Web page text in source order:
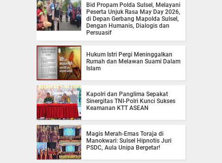
Bid Propam Polda Sulsel, Melayani
Peserta Unjuk Rasa May Day 2026,
di Depan Gerbang Mapolda Sulsel,
Dengan Humanis, Dialogis dan
Persuasif
Hukum Istri Pergi Meninggalkan
Rumah dan Melawan Suami Dalam
Islam
Kapolri dan Panglima Sepakat
Sinergitas TNI-Polri Kunci Sukses
Keamanan KTT ASEAN
Magis Merah-Emas Toraja di
Manokwari: Sulsel Hipnotis Juri
PSDC, Aula Unipa Bergetar!